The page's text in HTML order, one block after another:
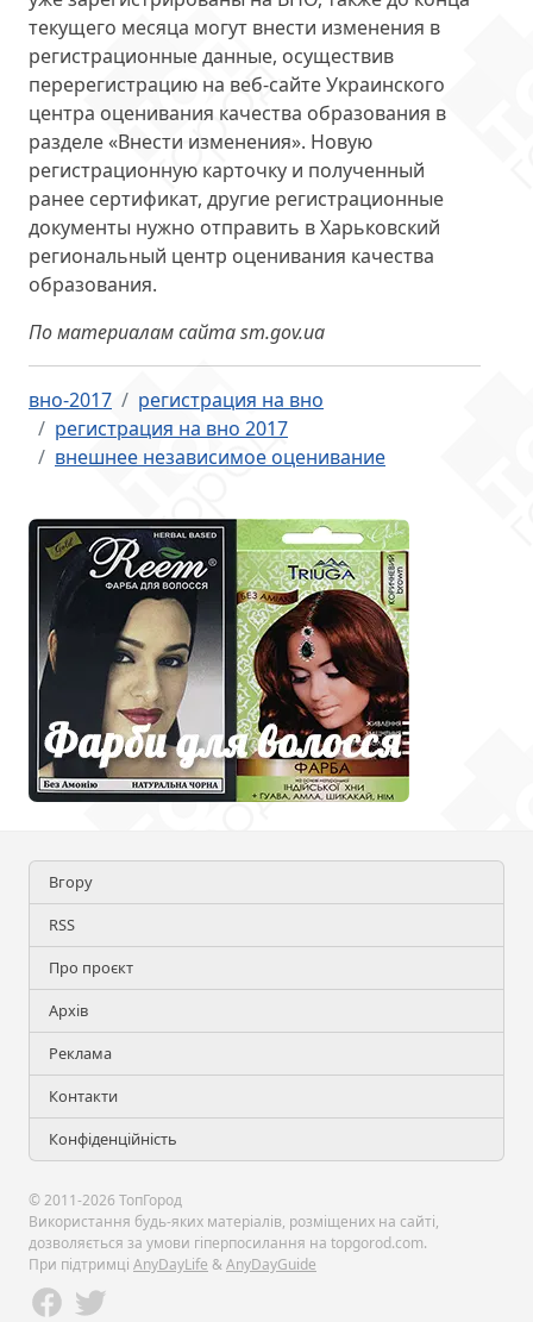
текущего месяца могут внести изменения в
регистрационные данные, осуществив
перерегистрацию на веб-сайте Украинского
центра оценивания качества образования в
разделе «Внести изменения». Новую
регистрационную карточку и полученный
ранее сертификат, другие регистрационные
документы нужно отправить в Харьковский
региональный центр оценивания качества
образования.
По материалам сайта sm.gov.ua
вно-2017
регистрация на вно
регистрация на вно 2017
внешнее независимое оценивание
Вгору
RSS
Про проєкт
Архів
Реклама
Контакти
Конфіденційність
© 2011-2026 ТопГород
Використання будь-яких матеріалів, розміщених на сайті,
дозволяється за умови гіперпосилання на topgorod.com.
При підтримці AnyDayLife &AnyDayGuide